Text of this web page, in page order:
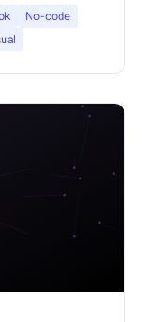
No-code